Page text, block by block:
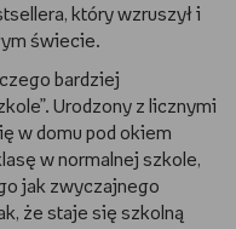
który wzruszył i
świecie.
bardziej
Urodzony z licznymi
w domu pod okiem
w normalnej szkole,
jak zwyczajnego
że staje się szkolną